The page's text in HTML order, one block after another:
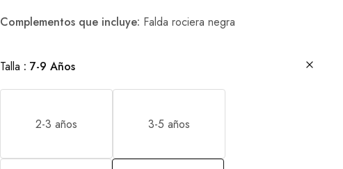
Complementos que incluye: Falda rociera negra
Talla 7-9 Años
2-3 años 3-5 años